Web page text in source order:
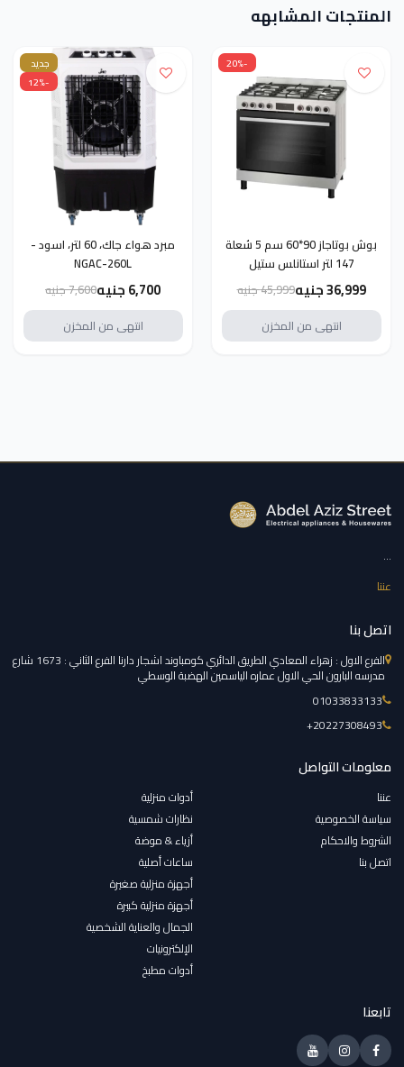
المنتجات المشابهه
-20%
بوش بوتاجاز 90*60 سم 5 شعلة
147 لتر استانلس ستيل
HIZ5G7W59S36,999 جنيه
45,999 جنيه
انتهى من المخزن
جديد
-12%
مبرد هواء جاك، 60 لتر، اسود -
NGAC-260L
6,700 جنيه
7,600 جنيه
انتهى من المخزن
...
عننا
اتصل بنا
الفرع الاول : زهراء المعادي الطريق الدائري كومباوند اشجار دارنا الفرع الثاني : 1673 شارع
مدرسه البارون الحي الاول عماره الياسمين الهضبة الوسطي
01033833133
‎+20227308493
معلومات التواصل
عننا
سياسة الخصوصية
الشروط والاحكام
اتصل بنا
أدوات منزلية
نظارات شمسية
أزياء & موضة
ساعات أصلية
أجهزة منزلية صغيرة
أجهزة منزلية كبيرة
الجمال والعناية الشخصية
الإلكترونيات
أدوات مطبخ
تابعنا